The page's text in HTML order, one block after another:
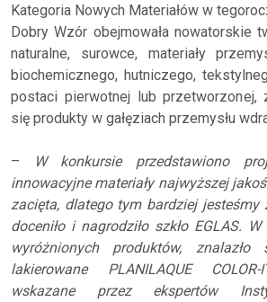
Kategoria Nowych Materiałów w
Dobry Wzór obejmowała nowatorskie
naturalne, surowce, materiały
biochemicznego, hutniczego,
postaci pierwotnej lub przetworzonej,
się produkty w gałęziach przemysłu
–
W konkursie przedstawiono
innowacyjne materiały najwyższej
zacięta, dlatego tym bardziej jesteśmy
doceniło i nagrodziło szkło EGLAS.
wyróżnionych produktów, znalazło
lakierowane PLANILAQUE
wskazane przez ekspertów